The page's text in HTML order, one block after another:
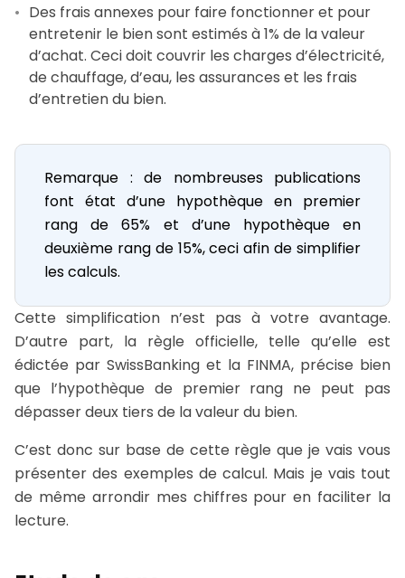
Des frais annexes pour faire fonctionner et pour
entretenir le bien sont estimés à 1% de la valeur
d’achat. Ceci doit couvrir les charges d’électricité,
de chauffage, d’eau, les assurances et les frais
d’entretien du bien.
Remarque : de nombreuses publications
font état d’une hypothèque en premier
rang de 65% et d’une hypothèque en
deuxième rang de 15%, ceci afin de simplifier
les calculs.
Cette simplification n’est pas à votre avantage.
D’autre part, la règle officielle, telle qu’elle est
édictée par SwissBanking et la FINMA, précise bien
que l’hypothèque de premier rang ne peut pas
dépasser deux tiers de la valeur du bien.
C’est donc sur base de cette règle que je vais vous
présenter des exemples de calcul. Mais je vais tout
de même arrondir mes chiffres pour en faciliter la
lecture.